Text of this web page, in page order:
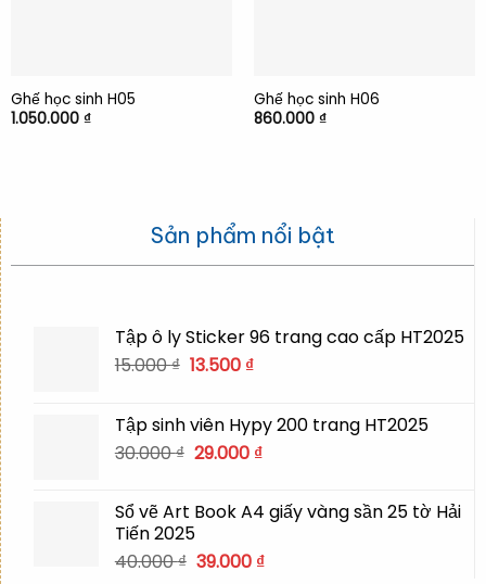
Ghế học sinh H05
1.050.000 ₫
Ghế học sinh H06
860.000 ₫
Sản phẩm nổi bật
Tập ô ly Sticker 96 trang cao cấp HT2025
15.000₫ Giá
15.000 ₫.
13.500 ₫Giá
là:
13.500 ₫.
Tập sinh viên Hypy 200 trang HT2025
30.000₫ Giá
30.000 ₫.
29.000 ₫Giá
là:
Sổ vẽ Art Book A4 giấy vàng sần 25 tờ Hải
Tiến 2025
40.000₫ Giá
39.000 ₫Giá